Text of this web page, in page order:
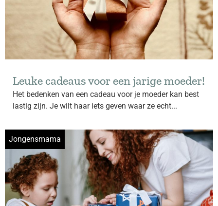
Leuke cadeaus voor een jarige moeder!
Het bedenken van een cadeau voor je moeder kan best
lastig zijn. Je wilt haar iets geven waar ze echt...
Jongensmama